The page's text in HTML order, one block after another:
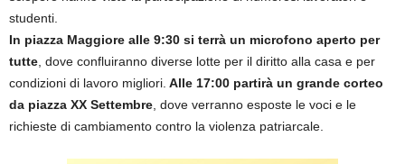
studenti.
In piazza Maggiore alle 9:30 si terrà un microfono aperto per
tutte, dove confluiranno diverse lotte per il diritto alla casa e per
condizioni di lavoro migliori. Alle 17:00 partirà un grande corteo
da piazza XX Settembre, dove verranno esposte le voci e le
richieste di cambiamento contro la violenza patriarcale.